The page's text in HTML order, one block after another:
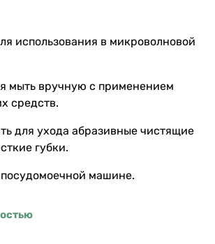
использования в микроволновой
мыть вручную с применением
средств.
для ухода абразивные чистящие
губки.
машине.